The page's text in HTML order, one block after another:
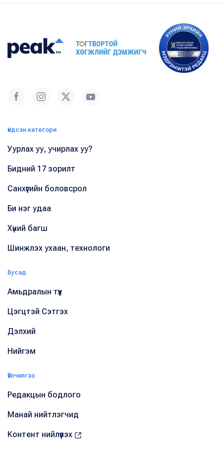
Үндсэн категори
Уурлах уу, учирлах уу?
Бидний 17 зорилт
Санхүүгийн боловсрол
Би нэг удаа
Хүний багш
Шинжлэх ухаан, технологи
Бусад
Амьдралын түүх
Цэгцтэй Сэтгэх
Дэлхий
Нийгэм
Үйлчилгээ
Редакцын бодлого
Манай нийтлэгчид
Контент нийлүүлэх